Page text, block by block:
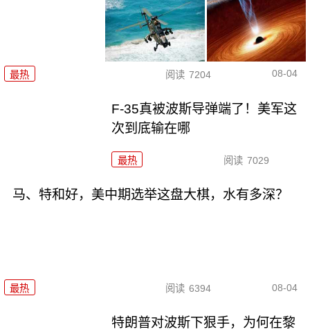
最热 阅读 7204 08-04
F-35真被波斯导弹端了！美军这
次到底输在哪
最热 阅读 7029
马、特和好，美中期选举这盘大棋，水有多深？
最热 阅读 6394 08-04
特朗普对波斯下狠手，为何在黎